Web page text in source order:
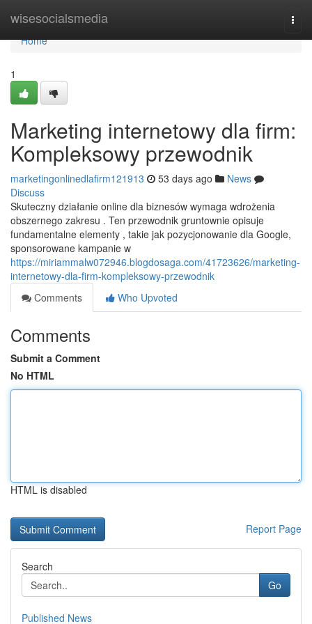
wisesocialsmedia
Home
Home
1
Marketing internetowy dla firm:
Kompleksowy przewodnik
marketingonlinedlafirm121913 53 days ago
News
Discuss
Skuteczny działanie online dla biznesów wymaga wdrożenia
obszernego zakresu . Ten przewodnik gruntownie opisuje
fundamentalne elementy , takie jak pozycjonowanie dla Google,
sponsorowane kampanie w
https://miriammalw072946.blogdosaga.com/41723626/marketing-
internetowy-dla-firm-kompleksowy-przewodnik
Comments
Who Upvoted
Comments
Submit a Comment
No HTML
HTML is disabled
Report Page
Search
Go
Published News